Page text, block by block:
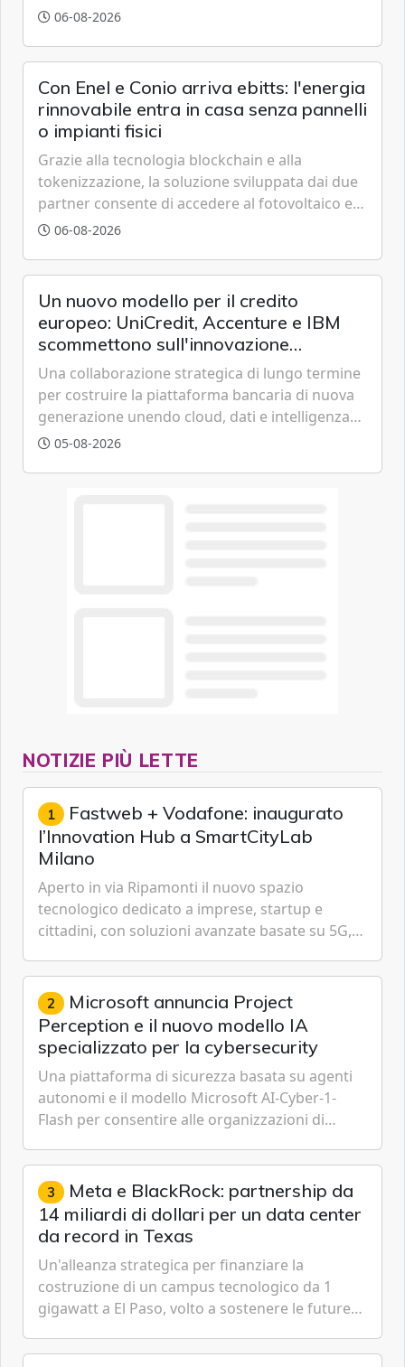
grazie a innovazione, accessibilità e governance
06-08-2026
Con Enel e Conio arriva ebitts: l'energia
rinnovabile entra in casa senza pannelli
o impianti fisici
Grazie alla tecnologia blockchain e alla
tokenizzazione, la soluzione sviluppata dai due
partner consente di accedere al fotovoltaico e
all'eolico ottenendo risparmi diretti in bolletta,
06-08-2026
Un nuovo modello per il credito
europeo: UniCredit, Accenture e IBM
scommettono sull'innovazione
tecnologica
Una collaborazione strategica di lungo termine
per costruire la piattaforma bancaria di nuova
generazione unendo cloud, dati e intelligenza
artificiale.
05-08-2026
NOTIZIE PIÙ LETTE
1 Fastweb + Vodafone: inaugurato
l’Innovation Hub a SmartCityLab
Milano
Aperto in via Ripamonti il nuovo spazio
tecnologico dedicato a imprese, startup e
cittadini, con soluzioni avanzate basate su 5G,
Cybersecurity.
2 Microsoft annuncia Project
Perception e il nuovo modello IA
specializzato per la cybersecurity
Una piattaforma di sicurezza basata su agenti
autonomi e il modello Microsoft AI-Cyber-1-
Flash per consentire alle organizzazioni di
gestione continua del rischio.
3 Meta e BlackRock: partnership da
14 miliardi di dollari per un data center
da record in Texas
Un'alleanza strategica per finanziare la
costruzione di un campus tecnologico da 1
gigawatt a El Paso, volto a sostenere le future
artificiale dell'azienda di Mark Zuckerberg.